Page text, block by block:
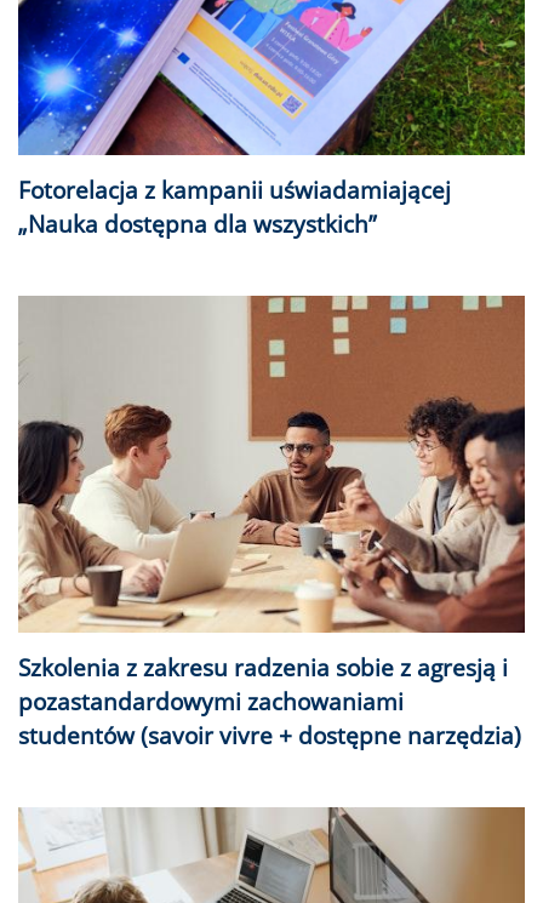
Fotorelacja z kampanii uświadamiającej
„Nauka dostępna dla wszystkich”
Szkolenia z zakresu radzenia sobie z agresją i
pozastandardowymi zachowaniami
studentów (savoir vivre + dostępne narzędzia)